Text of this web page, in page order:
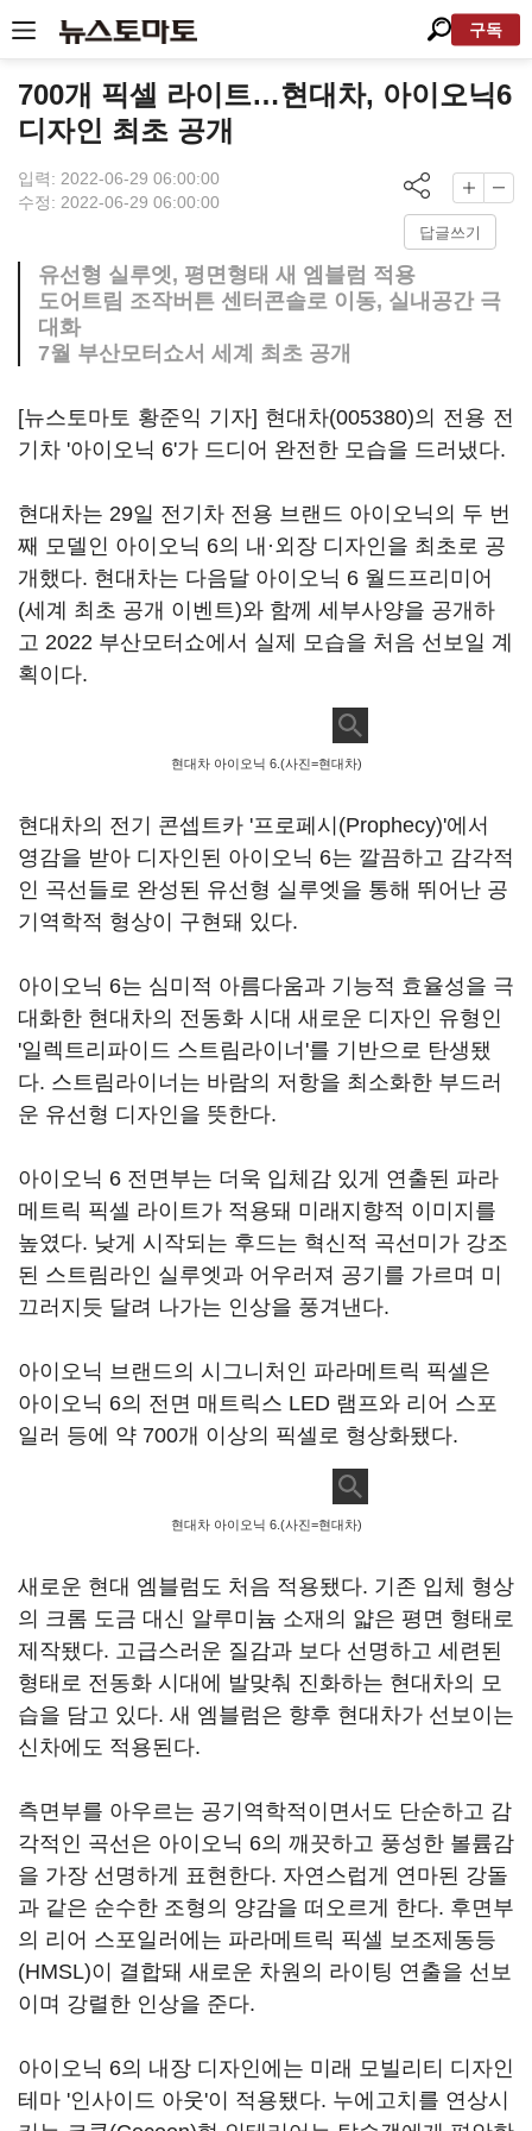
구독
700개 픽셀 라이트…현대차, 아이오닉6
디자인 최초 공개
입력: 2022-06-29 06:00:00
수정: 2022-06-29 06:00:00
답글쓰기
유선형 실루엣, 평면형태 새 엠블럼 적용
도어트림 조작버튼 센터콘솔로 이동, 실내공간 극
대화
7월 부산모터쇼서 세계 최초 공개
[뉴스토마토 황준익 기자] 현대차(005380)의 전용 전
기차 '아이오닉 6'가 드디어 완전한 모습을 드러냈다.
현대차는 29일 전기차 전용 브랜드 아이오닉의 두 번
째 모델인 아이오닉 6의 내·외장 디자인을 최초로 공
개했다. 현대차는 다음달 아이오닉 6 월드프리미어
(세계 최초 공개 이벤트)와 함께 세부사양을 공개하
고 2022 부산모터쇼에서 실제 모습을 처음 선보일 계
획이다.
현대차 아이오닉 6.(사진=현대차)
현대차의 전기 콘셉트카 '프로페시(Prophecy)'에서
영감을 받아 디자인된 아이오닉 6는 깔끔하고 감각적
인 곡선들로 완성된 유선형 실루엣을 통해 뛰어난 공
기역학적 형상이 구현돼 있다.
아이오닉 6는 심미적 아름다움과 기능적 효율성을 극
대화한 현대차의 전동화 시대 새로운 디자인 유형인
'일렉트리파이드 스트림라이너'를 기반으로 탄생됐
다. 스트림라이너는 바람의 저항을 최소화한 부드러
운 유선형 디자인을 뜻한다.
아이오닉 6 전면부는 더욱 입체감 있게 연출된 파라
메트릭 픽셀 라이트가 적용돼 미래지향적 이미지를
높였다. 낮게 시작되는 후드는 혁신적 곡선미가 강조
된 스트림라인 실루엣과 어우러져 공기를 가르며 미
끄러지듯 달려 나가는 인상을 풍겨낸다.
아이오닉 브랜드의 시그니처인 파라메트릭 픽셀은
아이오닉 6의 전면 매트릭스 LED 램프와 리어 스포
일러 등에 약 700개 이상의 픽셀로 형상화됐다.
현대차 아이오닉 6.(사진=현대차)
새로운 현대 엠블럼도 처음 적용됐다. 기존 입체 형상
의 크롬 도금 대신 알루미늄 소재의 얇은 평면 형태로
제작됐다. 고급스러운 질감과 보다 선명하고 세련된
형태로 전동화 시대에 발맞춰 진화하는 현대차의 모
습을 담고 있다. 새 엠블럼은 향후 현대차가 선보이는
신차에도 적용된다.
측면부를 아우르는 공기역학적이면서도 단순하고 감
각적인 곡선은 아이오닉 6의 깨끗하고 풍성한 볼륨감
을 가장 선명하게 표현한다. 자연스럽게 연마된 강돌
과 같은 순수한 조형의 양감을 떠오르게 한다. 후면부
의 리어 스포일러에는 파라메트릭 픽셀 보조제동등
(HMSL)이 결합돼 새로운 차원의 라이팅 연출을 선보
이며 강렬한 인상을 준다.
아이오닉 6의 내장 디자인에는 미래 모빌리티 디자인
테마 '인사이드 아웃'이 적용됐다. 누에고치를 연상시